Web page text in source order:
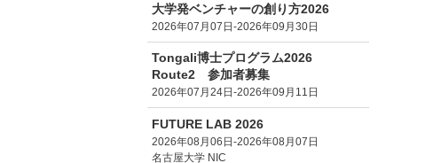
大学発ベンチャーの創り方2026
2026年07月07日-2026年09月30日
Tongali博士プログラム2026
Route2 参加者募集
2026年07月24日-2026年09月11日
FUTURE LAB 2026
2026年08月06日-2026年08月07日
名古屋大学 NIC